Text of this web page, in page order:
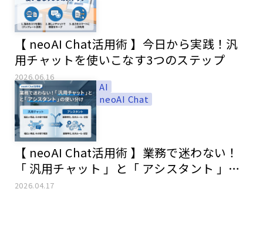
【 neoAI Chat活用術 】今日から実践！汎
用チャットを使いこなす3つのステップ
2026.06.16
AI
neoAI Chat
【 neoAI Chat活用術 】業務で迷わない！
「 汎用チャット 」と「 アシスタント 」の
使い分け
2026.04.17